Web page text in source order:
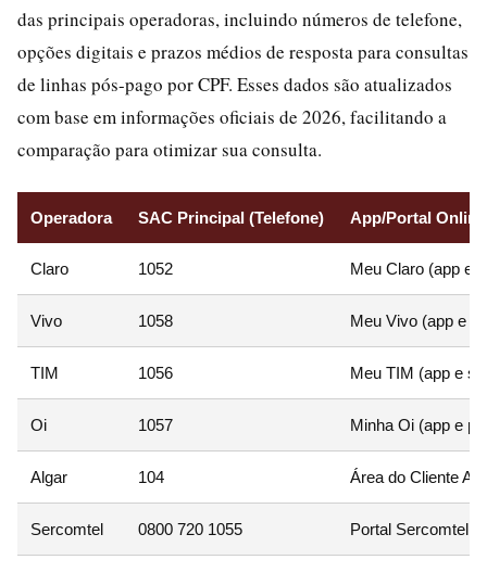
das principais operadoras, incluindo números de telefone,
opções digitais e prazos médios de resposta para consultas
de linhas pós-pago por CPF. Esses dados são atualizados
com base em informações oficiais de 2026, facilitando a
comparação para otimizar sua consulta.
Operadora SAC Principal (Telefone) App/Portal Online
Claro 1052 Meu Claro (app e
Vivo 1058 Meu Vivo (app e
TIM 1056 Meu TIM (app e
Oi 1057 Minha Oi (app e
Algar 104 Área do Cliente
Sercomtel 0800 720 1055 Portal Sercomtel